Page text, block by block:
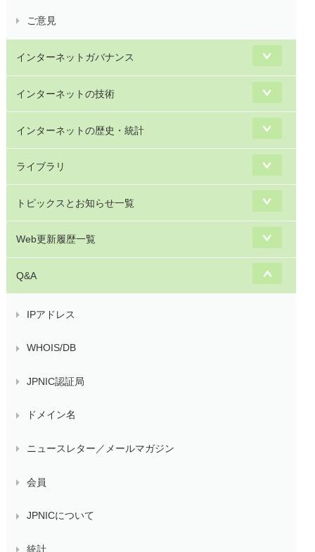
ご意見
インターネットガバナンス
インターネットの技術
インターネットの歴史・統計
ライブラリ
トピックスとお知らせ一覧
Web更新履歴一覧
Q&A
IPアドレス
WHOIS/DB
JPNIC認証局
ドメイン名
ニュースレター／メールマガジン
会員
JPNICについて
統計